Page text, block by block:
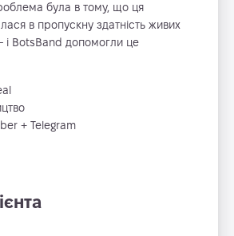
була в тому, що ця
в пропускну здатність живих
і BotsBand допомогли це
+ Telegram